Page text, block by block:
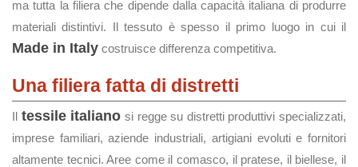
ma tutta la filiera che dipende dalla capacità italiana di produrre
materiali distintivi. Il tessuto è spesso il primo luogo in cui il
Made in Italy costruisce differenza competitiva.
Una filiera fatta di distretti
Il tessile italiano si regge su distretti produttivi specializzati,
imprese familiari, aziende industriali, artigiani evoluti e fornitori
altamente tecnici. Aree come il comasco, il pratese, il biellese, il